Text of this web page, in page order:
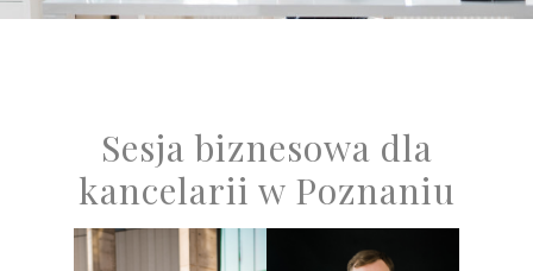
Sesja biznesowa dla
kancelarii w Poznaniu